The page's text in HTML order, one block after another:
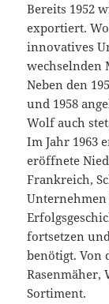
Bereits 1952
exportiert.
innovatives
wechselnden
Neben den
und 1958
Wolf auch
Im Jahr 1963
eröffnete
Frankreich,
fortsetzen
benötigt. Von
Rasenmäher,
Sortiment.